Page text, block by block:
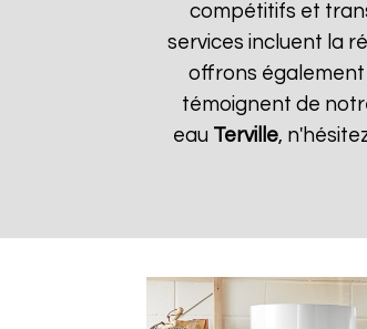
compétitifs et
services incluent la
offrons également
témoignent de
eau Terville,